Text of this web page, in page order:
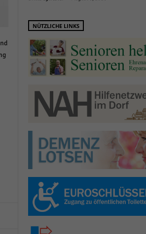
NÜTZLICHE LINKS
einwandfreie
Statistiken
uns zu verstehen,
um personalisierte
verfolgen.
Externe Medien
blockiert.
diese Inhalte